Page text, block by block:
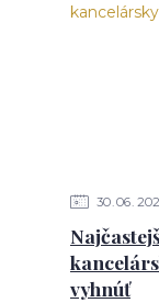
30 06
vyhnúť